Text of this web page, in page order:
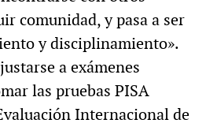
comunidad, y pasa a ser
y disciplinamiento».
a exámenes
las pruebas PISA
Internacional de